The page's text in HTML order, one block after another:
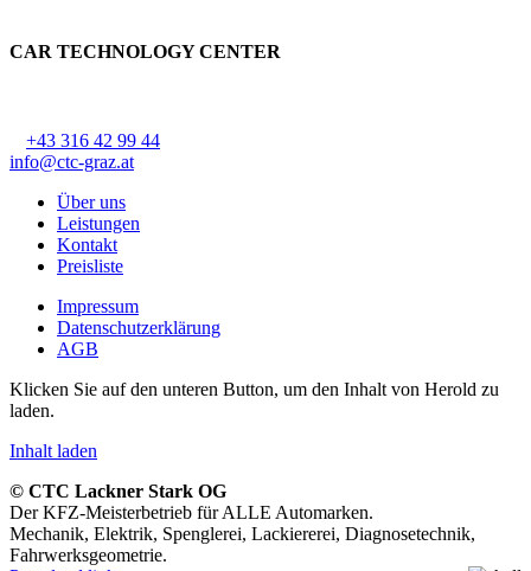
CAR TECHNOLOGY CENTER
+43 316 42 99 44
info@ctc-graz.at
Über uns
Leistungen
Kontakt
Preisliste
Impressum
Datenschutzerklärung
AGB
Klicken Sie auf den unteren Button, um den Inhalt von Herold zu
laden.
Inhalt laden
© CTC Lackner Stark OG
Der KFZ-Meisterbetrieb für ALLE Automarken.
Mechanik, Elektrik, Spenglerei, Lackiererei, Diagnosetechnik,
Fahrwerksgeometrie.